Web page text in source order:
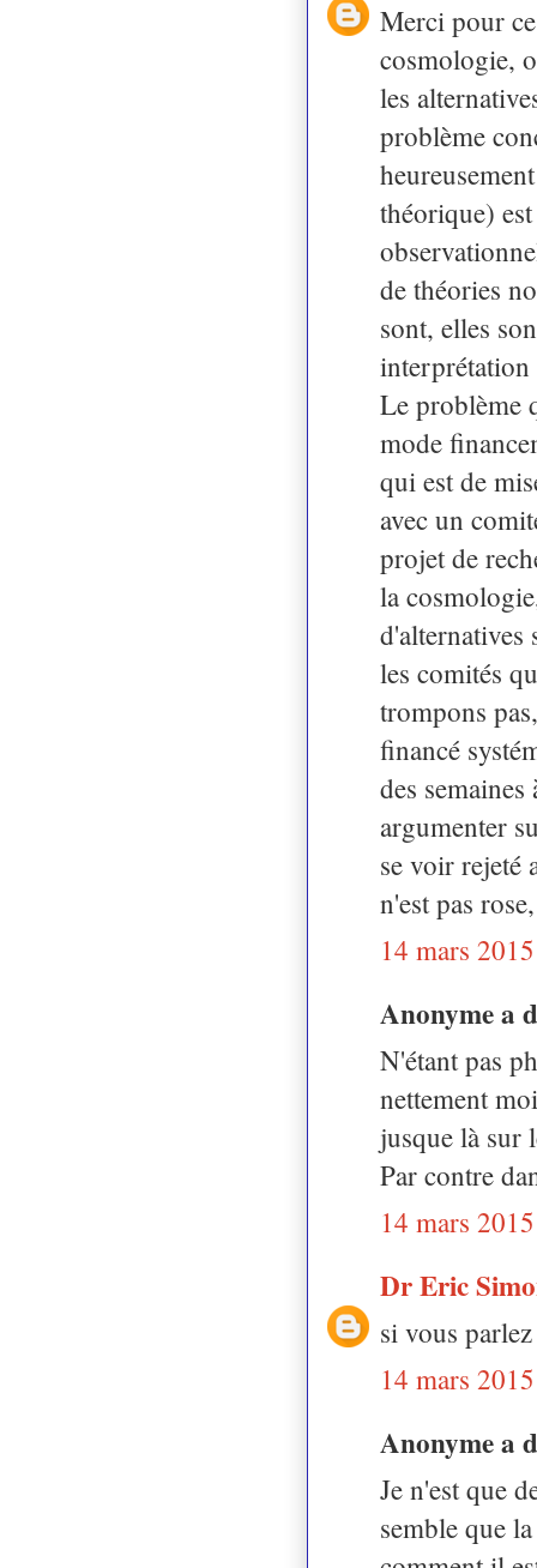
Merci pour
cosmologie,
les
problème
théorique)
de théories
sont, elles
interprétation
Le problème
mode
qui est de
avec un
projet de
la
d'alternatives
les comités
trompons
financé
des
argumenter
se voir rejeté
n'est pas
14 mars
Anonyme a
N'étant pas
nettement
jusque là sur
Par contre
14 mars
Dr Eric
si vous
14 mars
Anonyme a
Je n'est que
semble que